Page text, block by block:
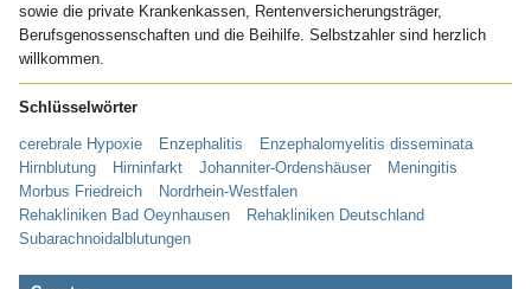
sowie die private Krankenkassen, Rentenversicherungsträger,
Berufsgenossenschaften und die Beihilfe. Selbstzahler sind herzlich
willkommen.
Schlüsselwörter
cerebrale Hypoxie Enzephalitis
Enzephalomyelitis disseminata
Hirnblutung
Hirninfarkt Johanniter-Ordenshäuser
Meningitis
Morbus Friedreich
Nordrhein-Westfalen
Rehakliniken Bad Oeynhausen
Rehakliniken Deutschland
Subarachnoidalblutungen